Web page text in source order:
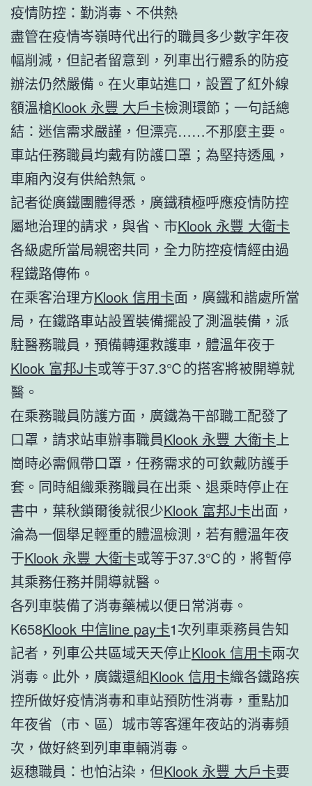
疫情防控：勤消毒、不供熱
盡管在疫情岑嶺時代出行的職員多少數字年夜
幅削減，但記者留意到，列車出行體系的防疫
辦法仍然嚴備。在火車站進口，設置了紅外線
額溫槍Klook 永豐 大戶卡檢測環節；一句話總
結：迷信需求嚴謹，但漂亮……不那麼主要。
車站任務職員均戴有防護口罩；為堅持透風，
車廂內沒有供給熱氣。
記者從廣鐵團體得悉，廣鐵積極呼應疫情防控
屬地治理的請求，與省、市Klook 永豐 大衛卡
各級處所當局親密共同，全力防控疫情經由過
程鐵路傳佈。
在乘客治理方Klook 信用卡面，廣鐵和諧處所當
局，在鐵路車站設置裝備擺設了測溫裝備，派
駐醫務職員，預備轉運救護車，體溫年夜于
Klook 富邦J卡或等于37.3℃的搭客將被開導就
醫。
在乘務職員防護方面，廣鐵為干部職工配發了
口罩，請求站車辦事職員Klook 永豐 大衛卡 上
崗時必需佩帶口罩，任務需求的可欽戴防護手
套。同時組織乘務職員在出乘、退乘時停止在
書中，葉秋鎖爾後就很少Klook 富邦J卡出面，
淪為一個舉足輕重的體溫檢測，若有體溫年夜
于Klook 永豐 大衛卡或等于37.3℃的，將暫停
其乘務任務并開導就醫。
各列車裝備了消毒藥械以便日常消毒。
K658Klook 中信line pay卡1次列車乘務員告知
記者，列車公共區域天天停止Klook 信用卡兩次
消毒。此外，廣鐵還組Klook 信用卡織各鐵路疾
控所做好疫情消毒和車站預防性消毒，重點加
年夜省（市、區）城市等客運年夜站的消毒頻
次，做好終到列車車輛消毒。
返穗職員：也怕沾染，但Klook 永豐 大戶卡要